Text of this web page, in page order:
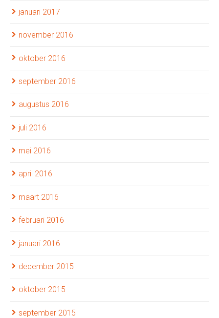
januari 2017
november 2016
oktober 2016
september 2016
augustus 2016
juli 2016
mei 2016
april 2016
maart 2016
februari 2016
januari 2016
december 2015
oktober 2015
september 2015